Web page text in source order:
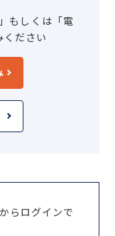
もしくは「電
ださい
らログインで